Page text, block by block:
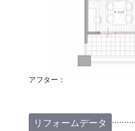
アフター：
リフォームデータ